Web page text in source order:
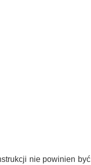
nie powinien